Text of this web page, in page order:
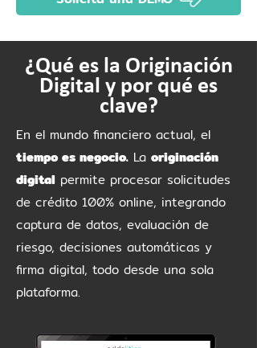
¿Qué es la Originación
Digital y por qué es
clave?
En el mundo financiero actual, el
tiempo es negocio. La originación
digital permite procesar solicitudes
de crédito 100% online, integrando
captura de datos, evaluación de
riesgo, decisiones automáticas y
firma digital, todo desde una sola
plataforma.